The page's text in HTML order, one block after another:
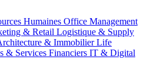
Humaines Office Management
& Retail Logistique & Supply
& ImmobilierLife
& Services Financiers IT & Digital